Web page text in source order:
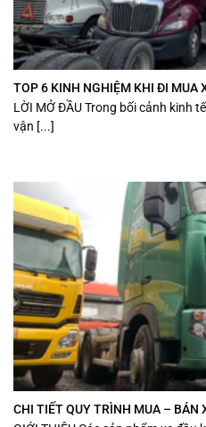
TOP 6 KINH NGHIỆM KHI ĐI MUA
LỜI MỞ ĐẦU Trong bối cảnh kinh
vận [...]
CHI TIẾT QUY TRÌNH MUA – BÁN